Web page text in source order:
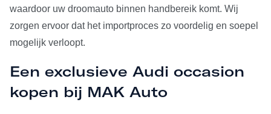
waardoor uw droomauto binnen handbereik komt. Wij
zorgen ervoor dat het importproces zo voordelig en soepel
mogelijk verloopt.
Een exclusieve Audi occasion
kopen bij MAK Auto